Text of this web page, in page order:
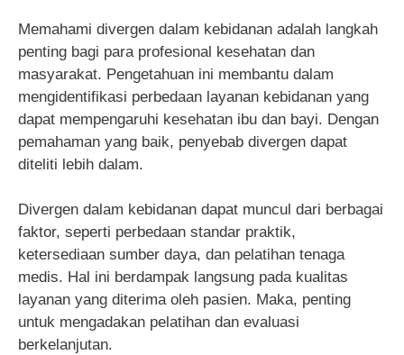
Memahami divergen dalam kebidanan adalah langkah
penting bagi para profesional kesehatan dan
masyarakat. Pengetahuan ini membantu dalam
mengidentifikasi perbedaan layanan kebidanan yang
dapat mempengaruhi kesehatan ibu dan bayi. Dengan
pemahaman yang baik, penyebab divergen dapat
diteliti lebih dalam.
Divergen dalam kebidanan dapat muncul dari berbagai
faktor, seperti perbedaan standar praktik,
ketersediaan sumber daya, dan pelatihan tenaga
medis. Hal ini berdampak langsung pada kualitas
layanan yang diterima oleh pasien. Maka, penting
untuk mengadakan pelatihan dan evaluasi
berkelanjutan.